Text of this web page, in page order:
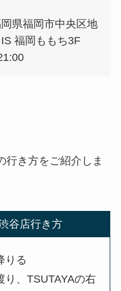
県福岡市中央区地
福岡ももち3F
行き方をご紹介しま
谷店行き方
りる
り、TSUTAYAの右